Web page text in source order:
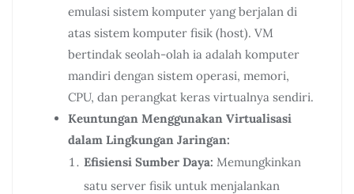
emulasi sistem komputer yang berjalan di
atas sistem komputer fisik (host). VM
bertindak seolah-olah ia adalah komputer
mandiri dengan sistem operasi, memori,
CPU, dan perangkat keras virtualnya sendiri.
Keuntungan Menggunakan Virtualisasi
dalam Lingkungan Jaringan:
Efisiensi Sumber Daya: Memungkinkan
satu server fisik untuk menjalankan